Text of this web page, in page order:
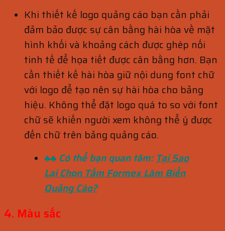
Khi thiết kế logo quảng cáo bạn cần phải
đảm bảo được sự cân bằng hài hòa về mặt
hình khối và khoảng cách được ghép nối
tinh tế để họa tiết được cân bằng hơn. Bạn
cần thiết kế hài hòa giữ nội dung font chữ
với logo để tạo nên sự hài hòa cho bảng
hiệu. Không thể đặt logo quá to so với font
chữ sẽ khiến người xem không thể ý được
đến chữ trên bảng quảng cáo.
♣♣ Có thể bạn quan tâm:Tại Sao
Lại Chọn Tấm Formex Làm Biển
Quảng Cáo?
4. Màu sắc